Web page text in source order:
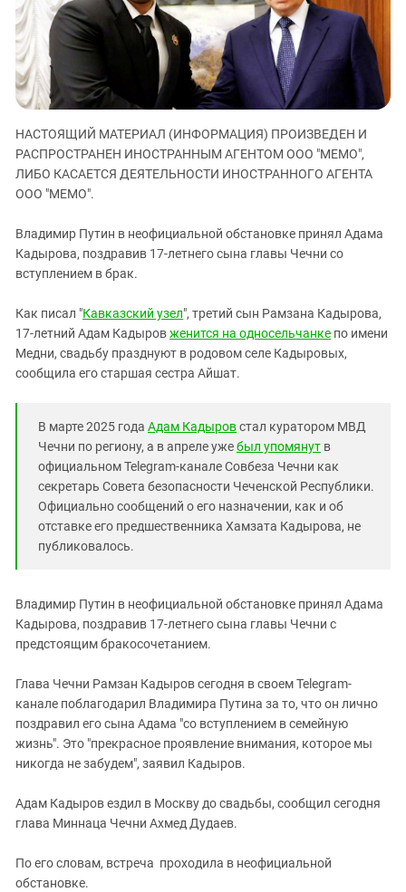
ЗАСТАВЛЯЕТ
КАВКАЗ ЗА ПАЛЕСТИНУ
ИНАКОМЫСЛИЕ В ЧЕЧНЕ
ПРЕСЛЕДОВАНИЕ АКТИВИСТОВ
МОБИЛИЗАЦИЯ И ПРОТЕСТЫ
Дагестан
Ингушетия
Кабардино-Балкария
Калмыкия
Карачаево-Черкесия
Краснодарский край
Нагорный Карабах
Ростовская область
Северная Осетия - Алания
Ставропольский край
Чечня
Южная Осетия
НАСТОЯЩИЙ МАТЕРИАЛ (ИНФОРМАЦИЯ) ПРОИЗВЕДЕН И
РАСПРОСТРАНЕН ИНОСТРАННЫМ АГЕНТОМ ООО "МЕМО",
ЛИБО КАСАЕТСЯ ДЕЯТЕЛЬНОСТИ ИНОСТРАННОГО АГЕНТА
ООО "МЕМО".
Владимир Путин в неофициальной обстановке принял Адама
Кадырова, поздравив 17-летнего сына главы Чечни со
вступлением в брак.
Как писал "Кавказский узел", третий сын Рамзана Кадырова,
17-летний Адам Кадыровженится на односельчанке по имени
Медни, свадьбу празднуют в родовом селе Кадыровых,
сообщила его старшая сестра Айшат.
В марте 2025 года Адам Кадыровстал куратором МВД
Чечни по региону, а в апреле ужебыл упомянут в
официальном Telegram-канале Совбеза Чечни как
секретарь Совета безопасности Чеченской Республики.
Официально сообщений о его назначении, как и об
отставке его предшественника Хамзата Кадырова, не
публиковалось.
Владимир Путин в неофициальной обстановке принял Адама
Кадырова, поздравив 17-летнего сына главы Чечни с
предстоящим бракосочетанием.
Глава Чечни Рамзан Кадыров сегодня в своем Telegram-
канале поблагодарил Владимира Путина за то, что он лично
поздравил его сына Адама "со вступлением в семейную
жизнь". Это "прекрасное проявление внимания, которое мы
никогда не забудем", заявил Кадыров.
Адам Кадыров ездил в Москву до свадьбы, сообщил сегодня
глава Миннаца Чечни Ахмед Дудаев.
По его словам, встреча проходила в неофициальной
обстановке.